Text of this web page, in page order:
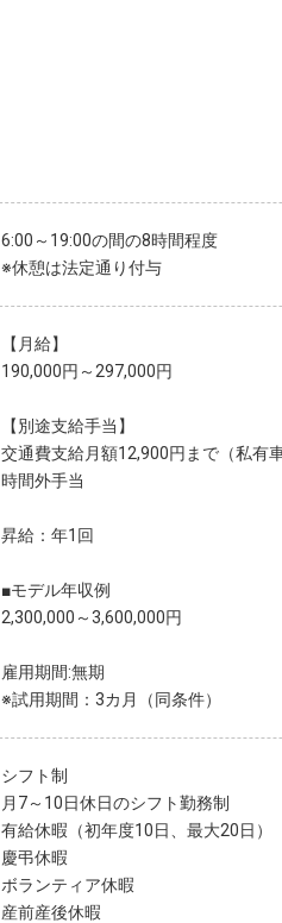
6:00～19:00の間の8時間程度
※休憩は法定通り付与
【月給】
190,000円～297,000円
【別途支給手当】
交通費支給月額12,900円まで（私有
時間外手当
昇給：年1回
■モデル年収例
2,300,000～3,600,000円
雇用期間:無期
※試用期間：3カ月（同条件）
シフト制
月7～10日休日のシフト勤務制
有給休暇（初年度10日、最大20日）
慶弔休暇
ボランティア休暇
産前産後休暇